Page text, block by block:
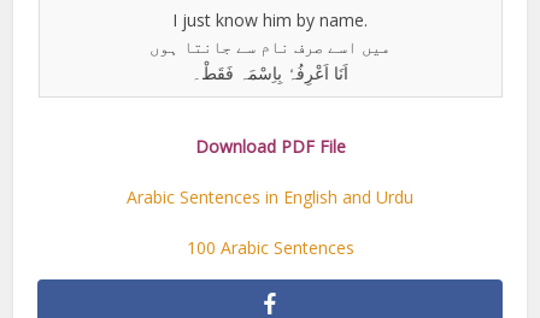
I just know him by name.
میں اسے صرف نام سے جانتا ہوں
اَنَا اَعْرِفُہٗ بِاِسْمَہ فَقَطْ۔
Download PDF File
Arabic Sentences in English and Urdu
100 Arabic Sentences